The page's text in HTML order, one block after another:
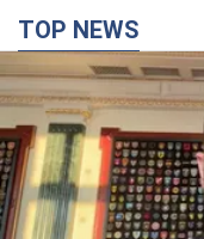
TOP NEWS